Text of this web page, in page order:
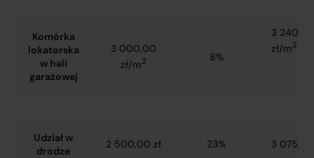
Komórka
lokatorska
w hali
garażowej
3 000,00
zł/m2 8%
3 240,00
zł/m2
Udział w
drodze
2 500,00 zł 23% 3 075,00